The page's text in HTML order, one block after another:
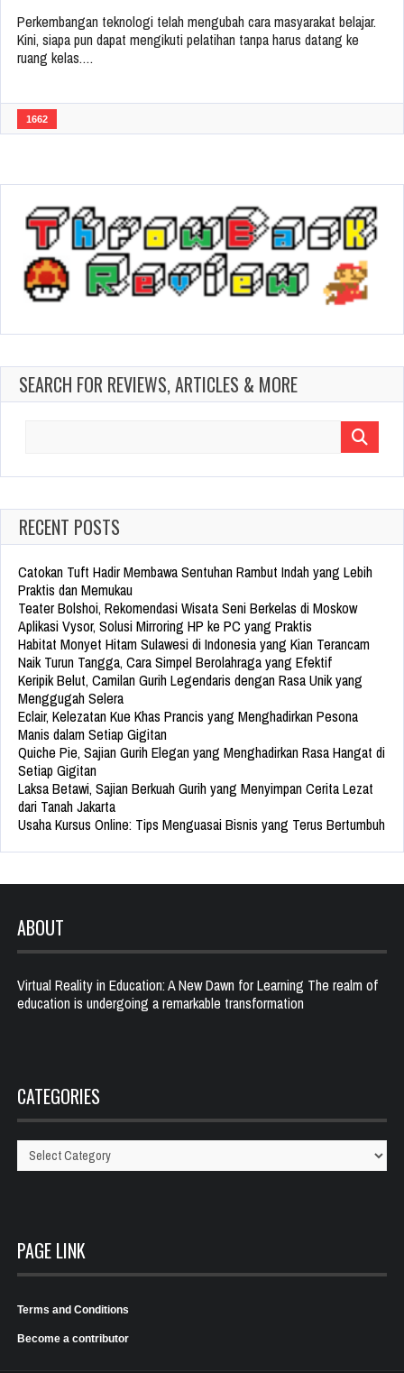
Perkembangan teknologi telah mengubah cara masyarakat belajar.
Kini, siapa pun dapat mengikuti pelatihan tanpa harus datang ke
ruang kelas.…
1662
SEARCH FOR REVIEWS, ARTICLES & MORE
RECENT POSTS
Catokan Tuft Hadir Membawa Sentuhan Rambut Indah yang Lebih
Praktis dan Memukau
Teater Bolshoi, Rekomendasi Wisata Seni Berkelas di Moskow
Aplikasi Vysor, Solusi Mirroring HP ke PC yang Praktis
Habitat Monyet Hitam Sulawesi di Indonesia yang Kian Terancam
Naik Turun Tangga, Cara Simpel Berolahraga yang Efektif
Keripik Belut, Camilan Gurih Legendaris dengan Rasa Unik yang
Menggugah Selera
Eclair, Kelezatan Kue Khas Prancis yang Menghadirkan Pesona
Manis dalam Setiap Gigitan
Quiche Pie, Sajian Gurih Elegan yang Menghadirkan Rasa Hangat di
Setiap Gigitan
Laksa Betawi, Sajian Berkuah Gurih yang Menyimpan Cerita Lezat
dari Tanah Jakarta
Usaha Kursus Online: Tips Menguasai Bisnis yang Terus Bertumbuh
ABOUT
Virtual Reality in Education: A New Dawn for Learning The realm of
education is undergoing a remarkable transformation
CATEGORIES
Categories
PAGE LINK
Terms and Conditions
Become a contributor